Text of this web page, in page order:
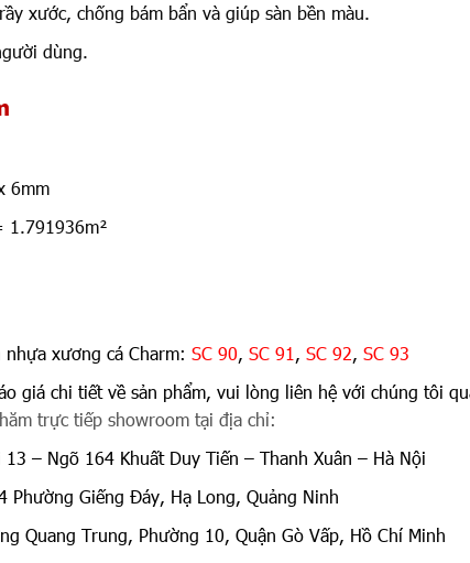
xước, chống bám bẩn và giúp sàn bền màu.
dùng.
6mm
1.791936m²
nhựa xương cá Charm: SC 90, SC 91, SC 92, SC 93
giá chi tiết về sản phẩm, vui lòng liên hệ với chúng tôi
trực tiếp showroom tại địa chỉ:
– Ngõ 164 Khuất Duy Tiến – Thanh Xuân – Hà Nội
Phường Giếng Đáy, Hạ Long, Quảng Ninh
Quang Trung, Phường 10, Quận Gò Vấp, Hồ Chí Minh